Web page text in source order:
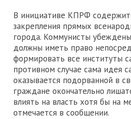
В инициативе КПРФ
закрепления прямых
города. Коммунисты
должны иметь право
формировать все институты
противном случае сама идея
оказывается подорванной в
граждане окончательно
влиять на власть хотя бы на
отмечается в сообщении.